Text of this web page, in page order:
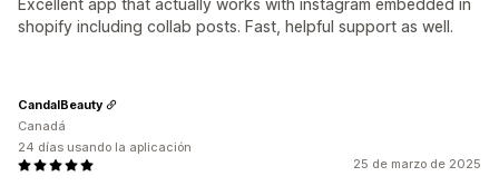
Excellent app that actually works with instagram embedded in
shopify including collab posts. Fast, helpful support as well.
25 de marzo de 2025
CandalBeauty
Canadá
24 días usando la aplicación